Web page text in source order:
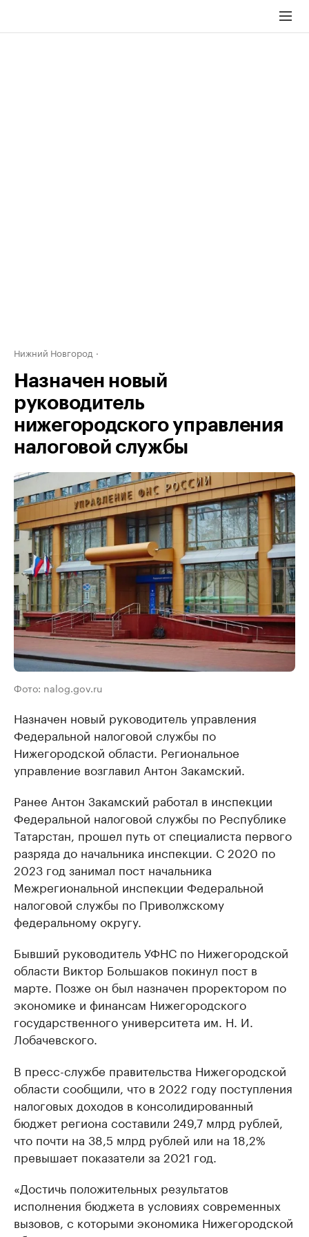
Нижний Новгород
Назначен новый
руководитель
нижегородского управления
налоговой службы
Фото: nalog.gov.ru
Назначен новый руководитель управления
Федеральной налоговой службы по
Нижегородской области. Региональное
управление возглавил Антон Закамский.
Ранее Антон Закамский работал в инспекции
Федеральной налоговой службы по Республике
Татарстан, прошел путь от специалиста первого
разряда до начальника инспекции. С 2020 по
2023 год занимал пост начальника
Межрегиональной инспекции Федеральной
налоговой службы по Приволжскому
федеральному округу.
Бывший руководитель УФНС по Нижегородской
области Виктор Большаков покинул пост в
марте. Позже он был назначен проректором по
экономике и финансам Нижегородского
государственного университета им. Н. И.
Лобачевского.
В пресс-службе правительства Нижегородской
области сообщили, что в 2022 году поступления
налоговых доходов в консолидированный
бюджет региона составили 249,7 млрд рублей,
что почти на 38,5 млрд рублей или на 18,2%
превышает показатели за 2021 год.
«Достичь положительных результатов
исполнения бюджета в условиях современных
вызовов, с которыми экономика Нижегородской